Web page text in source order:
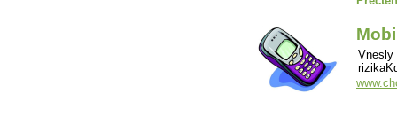
Vnesly